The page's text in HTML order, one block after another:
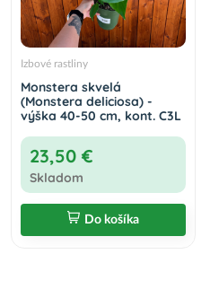
Izbové rastliny
Monstera skvelá
(Monstera deliciosa) -
výška 40-50 cm, kont. C3L
23,50 €
Skladom
Do košíka